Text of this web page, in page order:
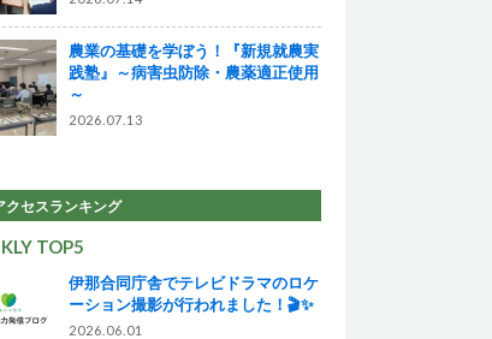
農業の基礎を学ぼう！『新規就農実
践塾』～病害虫防除・農薬適正使用
～
2026.07.13
クセスランキング
TOP5
伊那合同庁舎でテレビドラマのロケ
ーション撮影が行われました！🎬✨
2026.06.01